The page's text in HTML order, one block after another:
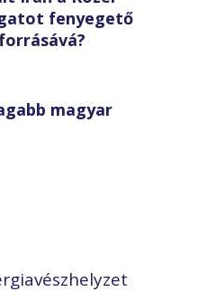
fenyegető
magyar